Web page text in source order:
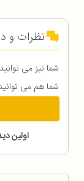
نظرات و
شما نیز می
شما هم می
اولین